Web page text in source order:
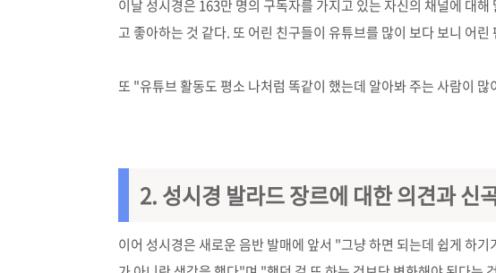
이날 성시경은 163만 명의 구독자를 가지고 있는 자신의 채널에 대
고 좋아하는 것 같다. 또 어린 친구들이 유튜브를 많이 보다 보니 어
또 "유튜브 활동도 평소 나처럼 똑같이 했는데 알아봐 주는 사람이
2. 성시경 발라드 장르에 대한 의견과 신
이어 성시경은 새로운 음반 발매에 앞서 "그냥 하면 되는데 쉽게 하